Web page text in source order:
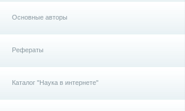
Основные авторы
Рефераты
Каталог "Наука в интернете"